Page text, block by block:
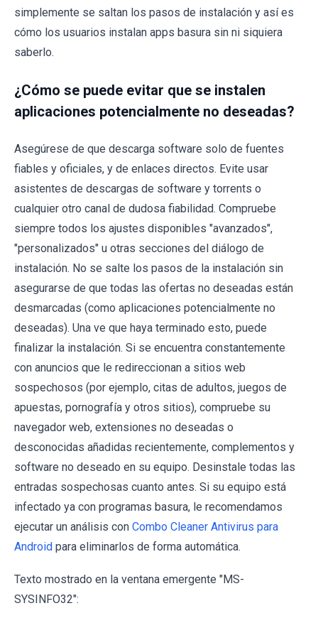
simplemente se saltan los pasos de instalación y así es
cómo los usuarios instalan apps basura sin ni siquiera
saberlo.
¿Cómo se puede evitar que se instalen
aplicaciones potencialmente no deseadas?
Asegúrese de que descarga software solo de fuentes
fiables y oficiales, y de enlaces directos. Evite usar
asistentes de descargas de software y torrents o
cualquier otro canal de dudosa fiabilidad. Compruebe
siempre todos los ajustes disponibles "avanzados",
"personalizados" u otras secciones del diálogo de
instalación. No se salte los pasos de la instalación sin
asegurarse de que todas las ofertas no deseadas están
desmarcadas (como aplicaciones potencialmente no
deseadas). Una ve que haya terminado esto, puede
finalizar la instalación. Si se encuentra constantemente
con anuncios que le redireccionan a sitios web
sospechosos (por ejemplo, citas de adultos, juegos de
apuestas, pornografía y otros sitios), compruebe su
navegador web, extensiones no deseadas o
desconocidas añadidas recientemente, complementos y
software no deseado en su equipo. Desinstale todas las
entradas sospechosas cuanto antes. Si su equipo está
infectado ya con programas basura, le recomendamos
ejecutar un análisis con Combo Cleaner Antivirus para
Android para eliminarlos de forma automática.
Texto mostrado en la ventana emergente "MS-
SYSINFO32":